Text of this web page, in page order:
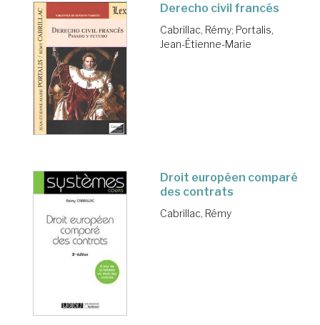
Derecho civil francés
Cabrillac, Rémy; Portalis,
Jean-Étienne-Marie
Droit européen comparé
des contrats
Cabrillac, Rémy